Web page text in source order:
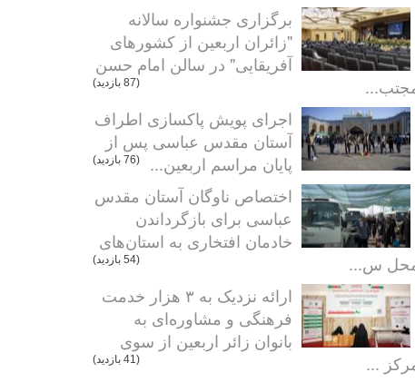
برگزاری جشنواره سالانه
"زائران اربعین از کشورهای
آفریقایی" در سالن امام حسن
(87 بازدید)
اجرای پویش پاکسازی اطراف
آستان مقدس عباسی پس از
پایان مراسم اربعین...
(76 بازدید)
اختصاص ناوگان آستان مقدس
عباسی برای بازگرداندن
خادمان افتخاری به استان‌های
س...
(54 بازدید)
ارائه نزدیک به ۳ هزار خدمت
فرهنگی و مشاوره‌ای به
بانوان زائر اربعین از سوی
...
(41 بازدید)